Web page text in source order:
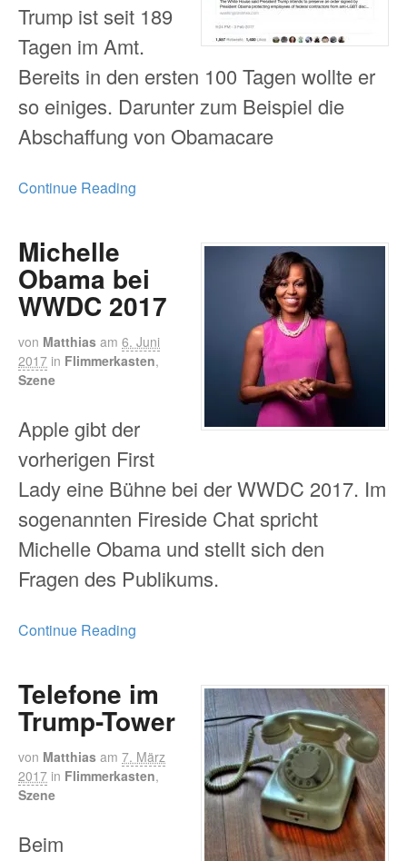
Trump ist seit 189
Tagen im Amt.
Bereits in den ersten 100 Tagen wollte er
so einiges. Darunter zum Beispiel die
Abschaffung von Obamacare
Continue Reading
Michelle
Obama bei
WWDC 2017
von Matthias am 6. Juni
2017 in Flimmerkasten,
Szene
Apple gibt der
vorherigen First
Lady eine Bühne bei der WWDC 2017. Im
sogenannten Fireside Chat spricht
Michelle Obama und stellt sich den
Fragen des Publikums.
Continue Reading
Telefone im
Trump-Tower
von Matthias am 7. März
2017 in Flimmerkasten,
Szene
Beim